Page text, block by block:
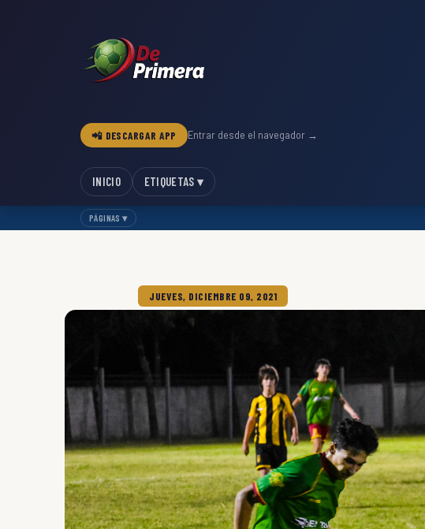
📲 DESCARGAR APP Entrar desde el navegador →
INICIO ETIQUETAS ▾
PÁGINAS ▾
JUEVES, DICIEMBRE 09, 2021